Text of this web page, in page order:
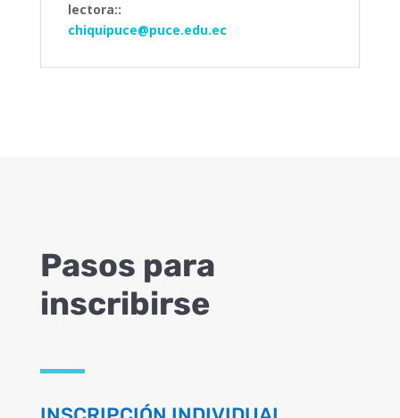
lectora::
chiquipuce@puce.edu.ec
Pasos para
inscribirse